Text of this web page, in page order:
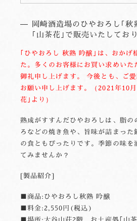
岡崎酒造場のひやおろし｢秋
｢山茶花｣で販売いたしており
｢ひやおろし 秋熟 吟醸｣は、おかげ
た。多くのお客様にお買い求めいた
御礼申し上げます。 今後とも、ご
お願い申し上げます。（2021年10
花｣より）
熟成がすすんだひやおろしは、脂の
ろなどの焼き魚や、旨味が詰まった
の食ともぴったりです。季節の味を
てみませんか？
[製品紹介]
■商品:ひやおろし秋熟 吟醸
■料金:2,550円(税込)